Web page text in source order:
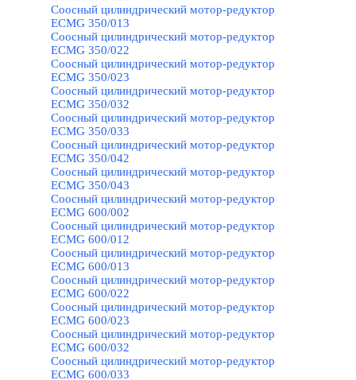
Соосный цилиндрический мотор-редуктор
ECMG 350/013
Соосный цилиндрический мотор-редуктор
ECMG 350/022
Соосный цилиндрический мотор-редуктор
ECMG 350/023
Соосный цилиндрический мотор-редуктор
ECMG 350/032
Соосный цилиндрический мотор-редуктор
ECMG 350/033
Соосный цилиндрический мотор-редуктор
ECMG 350/042
Соосный цилиндрический мотор-редуктор
ECMG 350/043
Соосный цилиндрический мотор-редуктор
ECMG 600/002
Соосный цилиндрический мотор-редуктор
ECMG 600/012
Соосный цилиндрический мотор-редуктор
ECMG 600/013
Соосный цилиндрический мотор-редуктор
ECMG 600/022
Соосный цилиндрический мотор-редуктор
ECMG 600/023
Соосный цилиндрический мотор-редуктор
ECMG 600/032
Соосный цилиндрический мотор-редуктор
ECMG 600/033